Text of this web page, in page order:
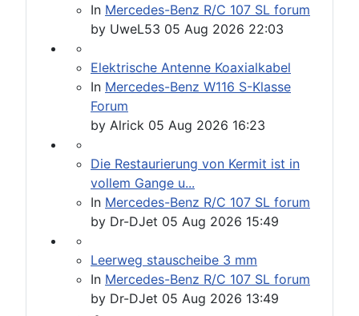
In Mercedes-Benz R/C 107 SL forum
by UweL53 05 Aug 2026 22:03
Elektrische Antenne Koaxialkabel
In Mercedes-Benz W116 S-Klasse
Forum
by Alrick 05 Aug 2026 16:23
Die Restaurierung von Kermit ist in
vollem Gange u...
In Mercedes-Benz R/C 107 SL forum
by Dr-DJet 05 Aug 2026 15:49
Leerweg stauscheibe 3 mm
In Mercedes-Benz R/C 107 SL forum
by Dr-DJet 05 Aug 2026 13:49